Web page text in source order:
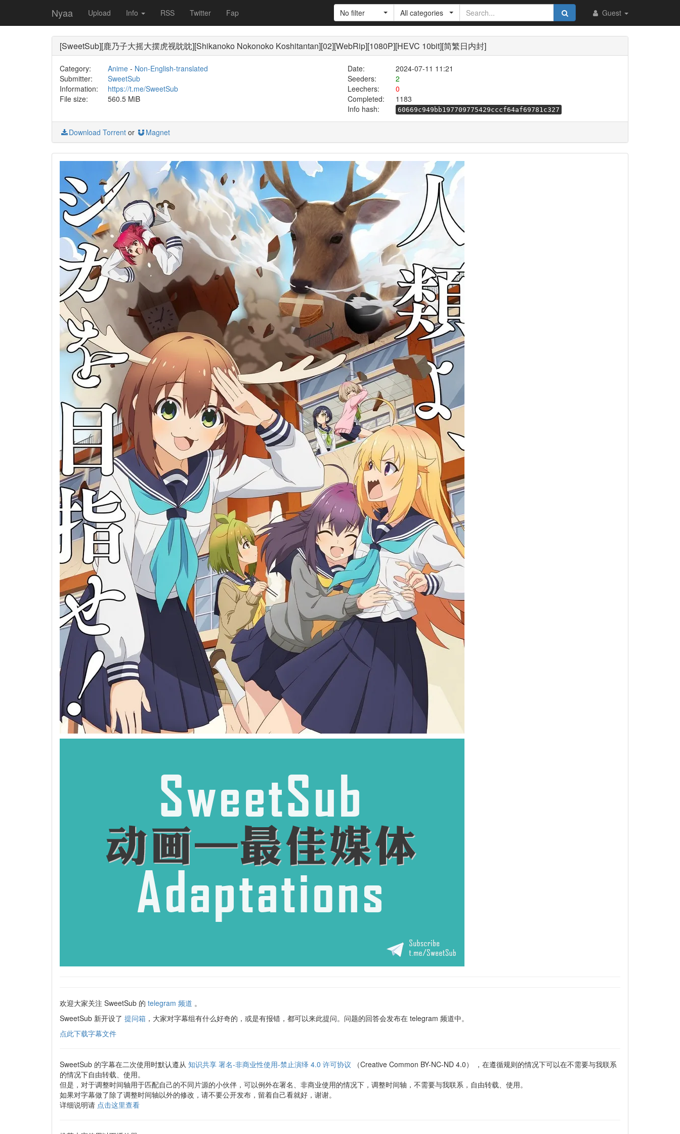
Nyaa Upload Info RSS Twitter Fap Guest
No filter All categories
[SweetSub][鹿乃子大摇大摆虎视眈眈][Shikanoko Nokonoko Koshitantan][02][WebRip][1080P][HEVC 10bit][简繁日内封]
Category: Anime- Non-English-translated Date:
2024-07-11 11:21
Submitter:
SweetSub Seeders:
2
Information:
https://t.me/SweetSub Leechers:
0
File size:
560.5 MiB Completed:
1183
Info hash:
60669c949bb197709775429cccf64af69781c327
Download Torrent or Magnet
欢迎大家关注 SweetSub 的 telegram 频道 。
SweetSub 新开设了 提问箱 ，大家对字幕组有什么好奇的，或是有报错，都可以来此提问。问题的回答会发布在 telegram 频道中。
点此下载字幕文件
SweetSub 的字幕在二次使用时默认遵从 知识共享 署名-非商业性使用-禁止演绎 4.0 许可协议 （Creative Common BY-NC-ND 4.0） ，在遵循规则的情况下可以在不需要与我联系
的情况下自由转载、使用。
但是，对于调整时间轴用于匹配自己的不同片源的小伙伴，可以例外在署名、非商业使用的情况下，调整时间轴，不需要与我联系，自由转载、使用。
如果对字幕做了除了调整时间轴以外的修改，请不要公开发布，留着自己看就好，谢谢。
详细说明请 点击这里查看